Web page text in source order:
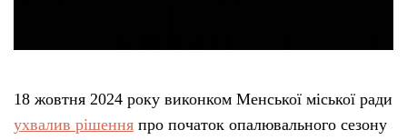
18 жовтня 2024 року виконком Менської міської ради
ухвалив рішення про початок опалювального сезону